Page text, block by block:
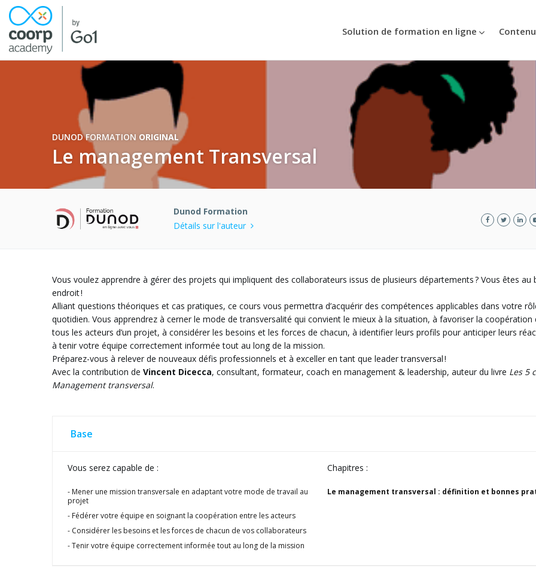
Solution de formation en ligne
DUNOD FORMATION ORIGINAL
Le management Transversal
Dunod Formation
Détails sur l'auteur
Vous voulez apprendre à gérer des projets qui impliquent des collaborateurs issus de plusieurs départements ? Vous êtes au
endroit !
Alliant questions théoriques et cas pratiques, ce cours vous permettra d’acquérir des compétences applicables dans votre
quotidien. Vous apprendrez à cerner le mode de transversalité qui convient le mieux à la situation, à favoriser la coopération
tous les acteurs d’un projet, à considérer les besoins et les forces de chacun, à identifier leurs profils pour anticiper leurs
à tenir votre équipe correctement informée tout au long de la mission.
Préparez-vous à relever de nouveaux défis professionnels et à exceller en tant que leader transversal !
Avec la contribution de Vincent Dicecca, consultant, formateur, coach en management & leadership, auteur du livre Les 5
Management transversal.
Base
Vous serez capable de :
Mener une mission transversale en adaptant votre mode de travail au
projet
Fédérer votre équipe en soignant la coopération entre les acteurs
Considérer les besoins et les forces de chacun de vos collaborateurs
Tenir votre équipe correctement informée tout au long de la mission
Chapitres :
Le management transversal : définition et bonnes